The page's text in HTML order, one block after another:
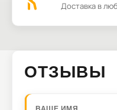
Доставка в
ОТЗЫВЫ
ВАШЕ ИМЯ